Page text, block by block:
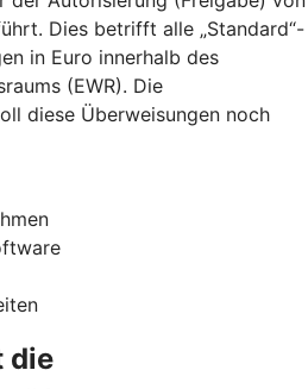
Dies betrifft alle „Standard“-
in Euro innerhalb des
(EWR). Die
diese Überweisungen noch
die